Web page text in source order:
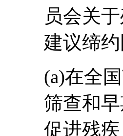
员会关
建议缔约
(a)在全
筛查和
促进残